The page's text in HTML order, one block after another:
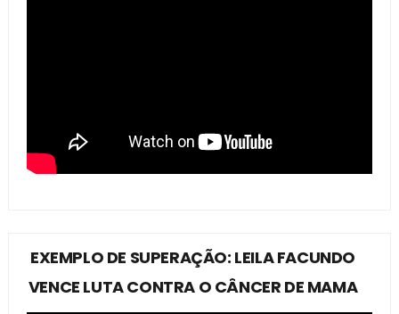
EXEMPLO DE SUPERAÇÃO: LEILA FACUNDO
VENCE LUTA CONTRA O CÂNCER DE MAMA